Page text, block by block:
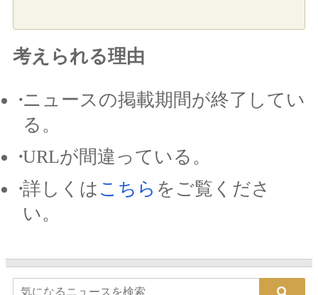
考えられる理由
ニュースの掲載期間が終了してい
る。
URLが間違っている。
詳しくは こちら をご覧くださ
い。